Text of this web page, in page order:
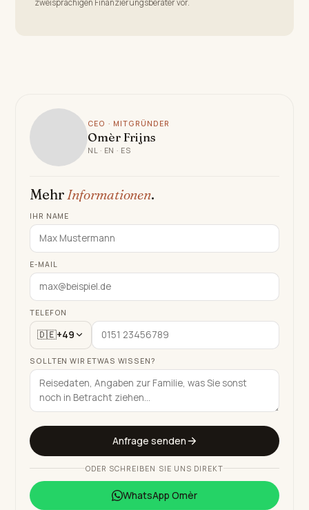
zweisprachigen Finanzierungsberater vor.
CEO · MITGRÜNDER
Omèr Frijns
NL · EN · ES
Mehr Informationen.
IHR NAME
E-MAIL
TELEFON
🇩🇪+49
SOLLTEN WIR ETWAS WISSEN?
Anfrage senden
ODER SCHREIBEN SIE UNS DIREKT
WhatsApp Omèr